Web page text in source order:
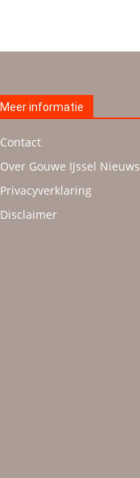
Meer informatie
Contact
Over Gouwe IJssel Nieuws
Privacyverklaring
Disclaimer